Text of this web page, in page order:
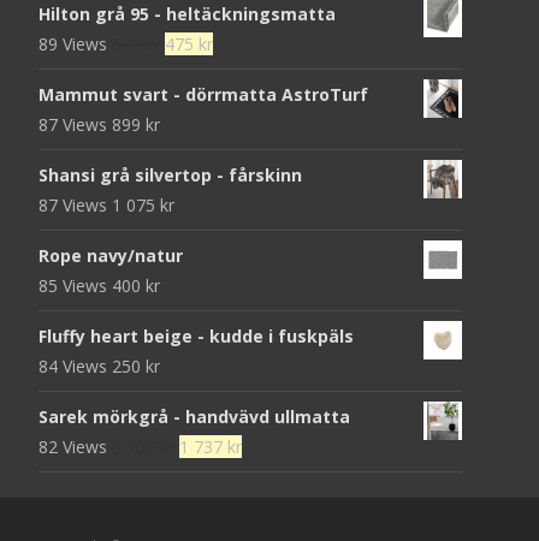
Hilton grå 95 - heltäckningsmatta
89 Views
Det
priset
475 krDet
priset
475 kr.
Mammut svart - dörrmatta AstroTurf
87 Views 899 kr
Shansi grå silvertop - fårskinn
87 Views 1 075 kr
Rope navy/natur
85 Views 400 kr
Fluffy heart beige - kudde i fuskpäls
84 Views 250 kr
Sarek mörkgrå - handvävd ullmatta
82 Views
Det
1 737 krDet